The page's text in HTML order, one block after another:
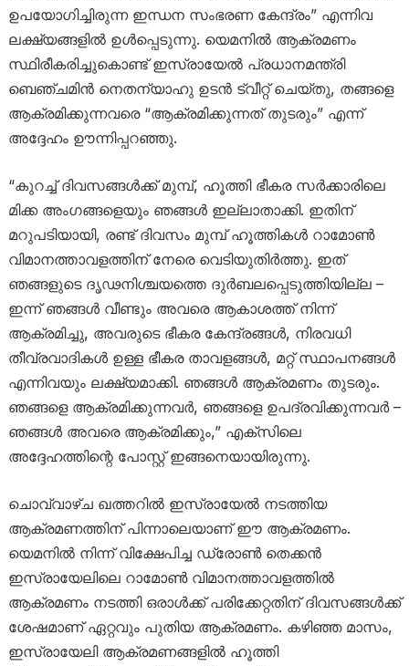
ഉപയോഗിച്ചിരുന്ന ഇന്ധന സംഭരണ ​​കേന്ദ്രം” എന്നിവ
ലക്ഷ്യങ്ങളിൽ ഉൾപ്പെടുന്നു. യെമനിൽ ആക്രമണം
സ്ഥിരീകരിച്ചുകൊണ്ട് ഇസ്രായേൽ പ്രധാനമന്ത്രി
ബെഞ്ചമിൻ നെതന്യാഹു ഉടൻ ട്വീറ്റ് ചെയ്തു, തങ്ങളെ
ആക്രമിക്കുന്നവരെ “ആക്രമിക്കുന്നത് തുടരും” എന്ന്
അദ്ദേഹം ഊന്നിപ്പറഞ്ഞു.
“കുറച്ച് ദിവസങ്ങൾക്ക് മുമ്പ്, ഹൂത്തി ഭീകര സർക്കാരിലെ
മിക്ക അംഗങ്ങളെയും ഞങ്ങൾ ഇല്ലാതാക്കി. ഇതിന്
മറുപടിയായി, രണ്ട് ദിവസം മുമ്പ് ഹൂത്തികൾ റാമോൺ
വിമാനത്താവളത്തിന് നേരെ വെടിയുതിർത്തു. ഇത്
ഞങ്ങളുടെ ദൃഢനിശ്ചയത്തെ ദുർബലപ്പെടുത്തിയില്ല –
ഇന്ന് ഞങ്ങൾ വീണ്ടും അവരെ ആകാശത്ത് നിന്ന്
ആക്രമിച്ചു, അവരുടെ ഭീകര കേന്ദ്രങ്ങൾ, നിരവധി
തീവ്രവാദികൾ ഉള്ള ഭീകര താവളങ്ങൾ, മറ്റ് സ്ഥാപനങ്ങൾ
എന്നിവയും ലക്ഷ്യമാക്കി. ഞങ്ങൾ ആക്രമണം തുടരും.
ഞങ്ങളെ ആക്രമിക്കുന്നവർ, ഞങ്ങളെ ഉപദ്രവിക്കുന്നവർ –
ഞങ്ങൾ അവരെ ആക്രമിക്കും,” എക്‌സിലെ
അദ്ദേഹത്തിന്റെ പോസ്റ്റ് ഇങ്ങനെയായിരുന്നു.
ചൊവ്വാഴ്ച ഖത്തറിൽ ഇസ്രായേൽ നടത്തിയ
ആക്രമണത്തിന് പിന്നാലെയാണ് ഈ ആക്രമണം.
യെമനിൽ നിന്ന് വിക്ഷേപിച്ച ഡ്രോൺ തെക്കൻ
ഇസ്രായേലിലെ റാമോൺ വിമാനത്താവളത്തിൽ
ആക്രമണം നടത്തി ഒരാൾക്ക് പരിക്കേറ്റതിന് ദിവസങ്ങൾക്ക്
ശേഷമാണ് ഏറ്റവും പുതിയ ആക്രമണം. കഴിഞ്ഞ മാസം,
ഇസ്രായേലി ആക്രമണങ്ങളിൽ ഹൂത്തി